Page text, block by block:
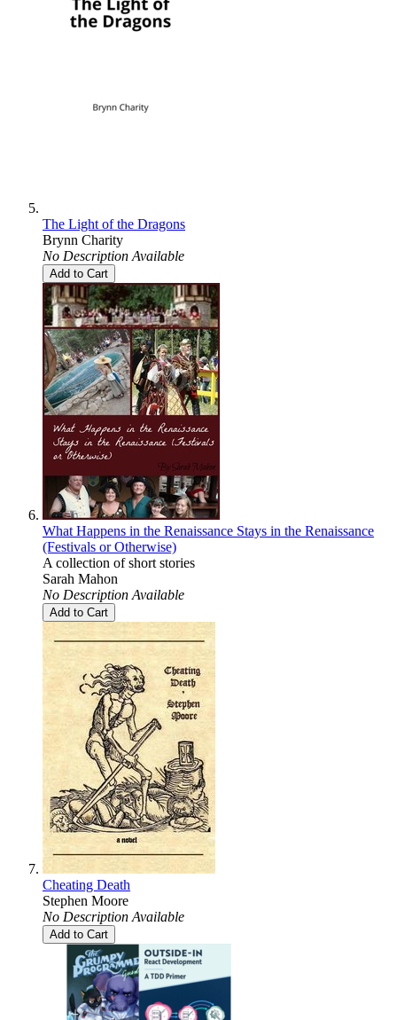
The Light of the Dragons
Brynn Charity
No Description Available
Add to Cart
What Happens in the Renaissance Stays in the Renaissance
(Festivals or Otherwise)
A collection of short stories
Sarah Mahon
No Description Available
Add to Cart
Cheating Death
Stephen Moore
No Description Available
Add to Cart